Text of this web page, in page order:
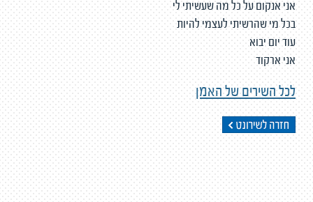
אני אנקום על כל מה שעשיתי לי
בכל מי שהרשיתי לעצמי להיות
עוד יום יבוא
אני ארקוד
לכל השירים של האמן